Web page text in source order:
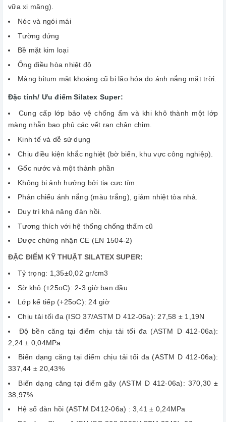
vữa xi măng).
Nóc và ngói mái
Tường đứng
Bề mặt kim loại
Ống điều hòa nhiệt độ
Màng bitum mặt khoáng cũ bị lão hóa do ánh nắng mặt trời.
Đặc tính/ Ưu điểm Silatex Super:
Cung cấp lớp bảo vệ chống ẩm và khi khô thành một lớp
màng nhẵn bao phủ các vết rạn chân chim.
Kinh tế và dễ sử dụng
Chịu điều kiện khắc nghiệt (bờ biển, khu vực công nghiệp).
Gốc nước và một thành phần
Không bị ảnh hưởng bởi tia cực tím.
Phản chiếu ánh nắng (màu trắng), giảm nhiệt tòa nhà.
Duy trì khả năng đàn hồi.
Tương thích với hệ thống chống thấm cũ
Được chứng nhận CE (EN 1504-2)
ĐẶC ĐIỂM KỸ THUẬT SILATEX SUPER:
Tỷ trọng: 1,35±0,02 gr/cm3
Sờ khô (+25oC): 2-3 giờ ban đầu
Lớp kế tiếp (+25oC): 24 giờ
Chịu tải tối đa (ISO 37/ASTM D 412-06a): 27,58 ± 1,19Ν
Độ bền căng tại điểm chịu tải tối đa (ASTM D 412-06a):
2,24 ± 0,04MPa
Biến dạng căng tại điểm chịu tải tối đa (ASTM D 412-06a):
337,44 ± 20,43%
Biến dạng căng tại điểm gãy (ASTM D 412-06a): 370,30 ±
38,97%
Hệ số đàn hồi (ASTM D412-06a) : 3,41 ± 0,24MPa